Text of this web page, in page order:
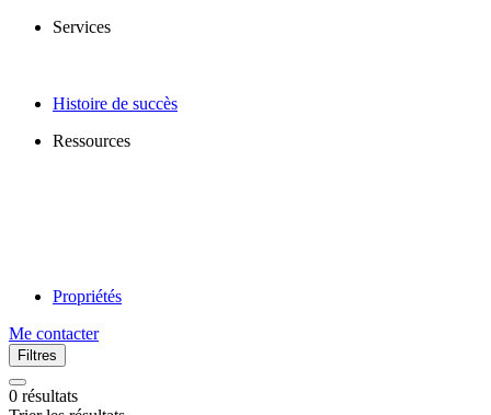
Services
Histoire de succès
Ressources
Propriétés
Me contacter
Filtres
0 résultats